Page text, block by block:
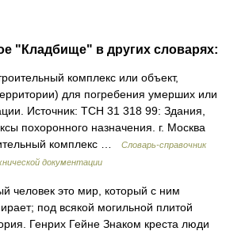
"Кладбище" в других словарях:
комплекс или объект,
для погребения умерших или
Источник: ТСН 31 318 99: Здания,
похоронного назначения. г. Москва
комплекс …
Словарь-справочник
документации
человек это мир, который с ним
под всякой могильной плитой
Генрих Гейне Знаком креста люди